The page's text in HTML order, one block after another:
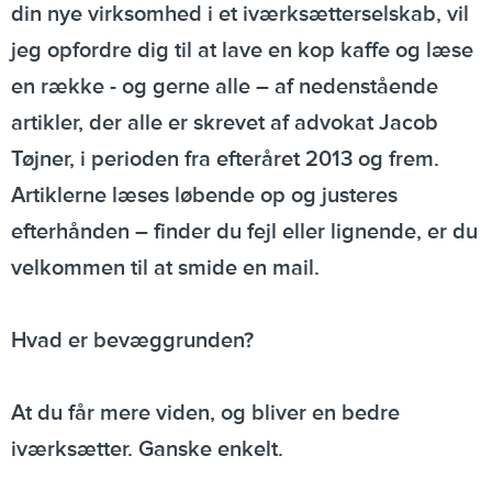
din nye virksomhed i et iværksætterselskab, vil
jeg opfordre dig til at lave en kop kaffe og læse
en række - og gerne alle – af nedenstående
artikler, der alle er skrevet af advokat Jacob
Tøjner, i perioden fra efteråret 2013 og frem.
Artiklerne læses løbende op og justeres
efterhånden – finder du fejl eller lignende, er du
velkommen til at smide en mail.
Hvad er bevæggrunden?
At du får mere viden, og bliver en bedre
iværksætter. Ganske enkelt.